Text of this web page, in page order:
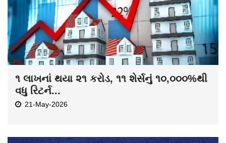
૧ લાખનાં થયા ૨૧ કરોડ, ૧૧ શેર્સનું ૧૦,૦૦૦%થી
વધુ રિટર્ન...
21-May-2026